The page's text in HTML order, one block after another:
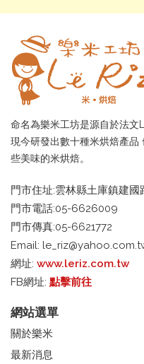
命名為樂米工坊是源自於法文
現今研發出數十種米烘焙產品
些美味的米烘焙。
門市住址:雲林縣土庫鎮建國
門市電話:05-6626009
門市傳真:05-6621772
Email:
網址: www.leriz.com.tw
FB網址: 點擊前往
網站選單
關於樂米
最新消息